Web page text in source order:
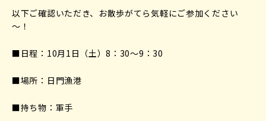
以下ご確認いただき、お散歩がてら気軽にご参加ください
～！
■日程：10月1日（土）8：30～9：30
■場所：日門漁港
■持ち物：軍手